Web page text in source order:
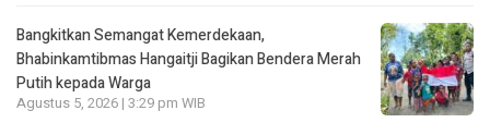
Bangkitkan Semangat Kemerdekaan,
Bhabinkamtibmas Hangaitji Bagikan Bendera Merah
Putih kepada Warga
Agustus 5, 2026 | 3:29 pm WIB